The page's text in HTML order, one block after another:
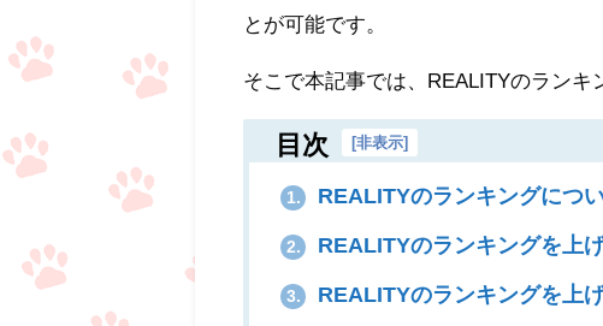
とが可能です。
そこで本記事では、REALITYのランキ
目次 [非表示]
1. REALITYのランキングにつ
2. REALITYのランキングを上
3. REALITYのランキングを上